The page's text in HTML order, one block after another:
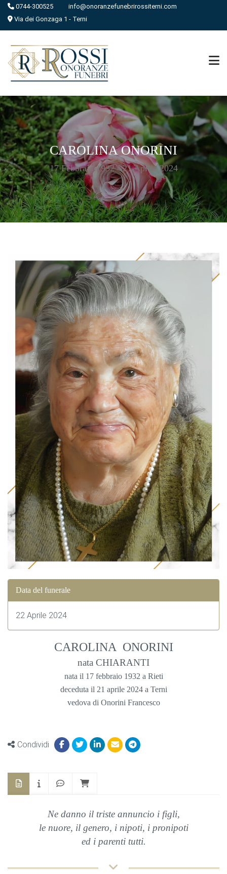
0744-300525
info@onoranzefunebrirossiterni.com
Via dei Gonzaga 1 - Terni
CAROLINA ONORINI
17 Febbraio 1932 - 21 Aprile 2024
Data del funerale
22 Aprile 2024
CAROLINA ONORINI
nata CHIARANTI
nata il 17 febbraio 1932 a Rieti
deceduta il 21 aprile 2024 a Terni
vedova di Onorini Francesco
Condividi
Ne danno il triste annuncio i figli,
le nuore, il genero, i nipoti, i pronipoti
ed i parenti tutti.